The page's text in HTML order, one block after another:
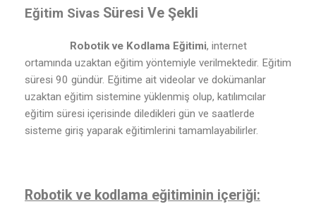
Eğitim Sivas Süresi Ve Şekli
Robotik ve Kodlama Eğitimi, internet
ortamında uzaktan eğitim yöntemiyle verilmektedir. Eğitim
süresi 90 gündür. Eğitime ait videolar ve dokümanlar
uzaktan eğitim sistemine yüklenmiş olup, katılımcılar
eğitim süresi içerisinde diledikleri gün ve saatlerde
sisteme giriş yaparak eğitimlerini tamamlayabilirler.
Robotik ve kodlama eğitiminin içeriği: